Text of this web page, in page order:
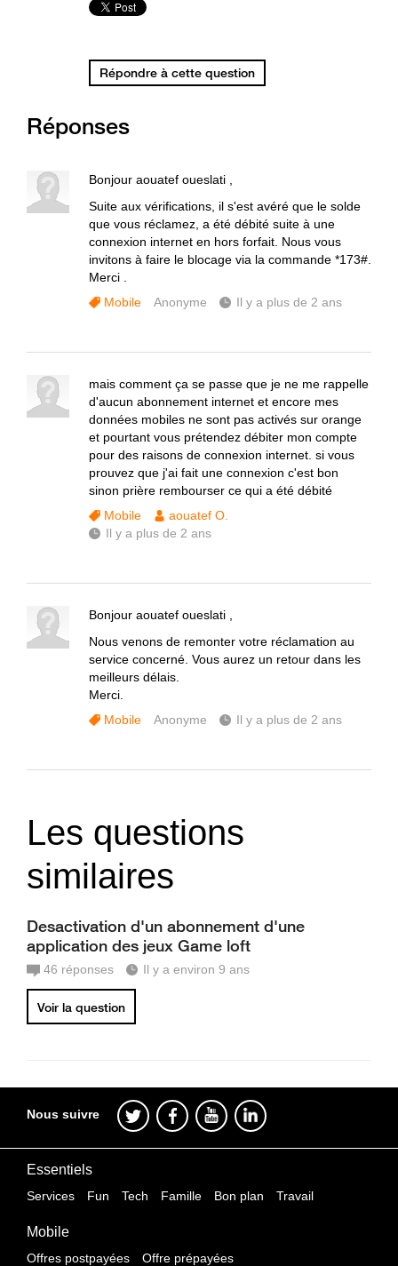
Répondre à cette question
Réponses
Bonjour aouatef oueslati ,
Suite aux vérifications, il s'est avéré que le solde
que vous réclamez, a été débité suite à une
connexion internet en hors forfait. Nous vous
invitons à faire le blocage via la commande *173#.
Merci .
Mobile
Anonyme Il y a plus de 2 ans
mais comment ça se passe que je ne me rappelle
d'aucun abonnement internet et encore mes
données mobiles ne sont pas activés sur orange
et pourtant vous prétendez débiter mon compte
pour des raisons de connexion internet. si vous
prouvez que j'ai fait une connexion c'est bon
sinon prière rembourser ce qui a été débité
Mobile
aouatef O.
Il y a plus de 2 ans
Bonjour aouatef oueslati ,
Nous venons de remonter votre réclamation au
service concerné. Vous aurez un retour dans les
meilleurs délais.
Merci.
Mobile
Anonyme Il y a plus de 2 ans
Les questions
similaires
Desactivation d'un abonnement d'une
application des jeux Game loft
46 réponses Il y a environ 9 ans
Voir la question
Nous suivre
Essentiels
Services Fun Tech Famille Bon plan Travail
Mobile
Offres postpayées Offre prépayées